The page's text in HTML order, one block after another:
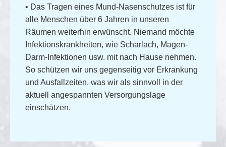
• Das Tragen eines Mund-Nasenschutzes ist für
alle Menschen über 6 Jahren in unseren
Räumen weiterhin erwünscht. Niemand möchte
Infektionskrankheiten, wie Scharlach, Magen-
Darm-Infektionen usw. mit nach Hause nehmen.
So schützen wir uns gegenseitig vor Erkrankung
und Ausfallzeiten, was wir als sinnvoll in der
aktuell angespannten Versorgungslage
einschätzen.